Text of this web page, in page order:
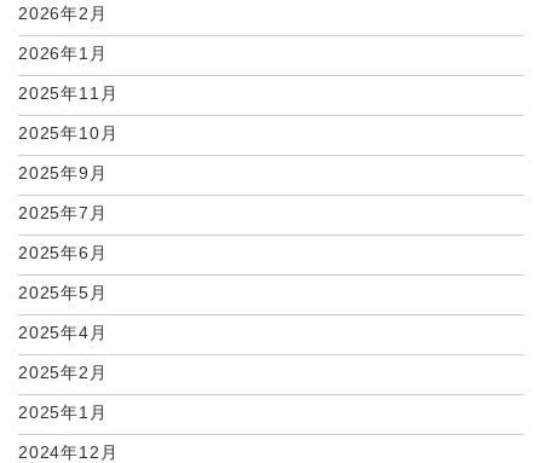
2026年2月
2026年1月
2025年11月
2025年10月
2025年9月
2025年7月
2025年6月
2025年5月
2025年4月
2025年2月
2025年1月
2024年12月